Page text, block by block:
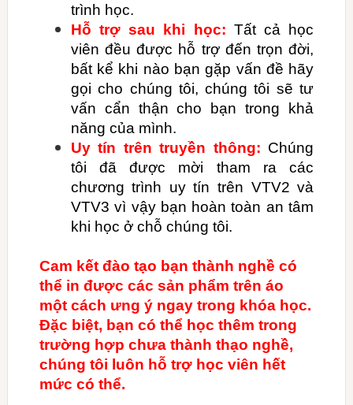
trình học.
Hỗ trợ sau khi học: Tất cả học
viên đều được hỗ trợ đến trọn đời,
bất kể khi nào bạn gặp vấn đề hãy
gọi cho chúng tôi, chúng tôi sẽ tư
vấn cẩn thận cho bạn trong khả
năng của mình.
Uy tín trên truyền thông: Chúng
tôi đã được mời tham ra các
chương trình uy tín trên VTV2 và
VTV3 vì vậy bạn hoàn toàn an tâm
khi học ở chỗ chúng tôi.
Cam kết đào tạo bạn thành nghề có
thể in được các sản phẩm trên áo
một cách ưng ý ngay trong khóa học.
Đặc biệt, bạn có thể học thêm trong
trường hợp chưa thành thạo nghề,
chúng tôi luôn hỗ trợ học viên hết
mức có thể.